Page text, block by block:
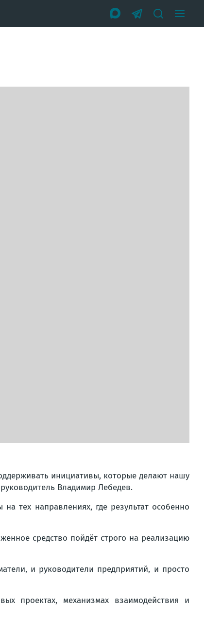
инициативы, которые делают нашу
Владимир Лебедев.
тех направлениях, где результат особенно
средство пойдёт строго на реализацию
и руководители предприятий, и просто
проектах, механизмах взаимодействия и